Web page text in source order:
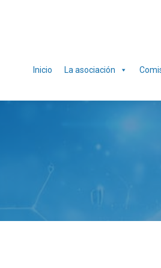
Inicio La asociación